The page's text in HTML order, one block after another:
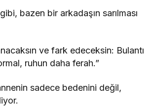
bazen bir arkadaşın sarılması
ve fark edeceksin: Bulantı
ruhun daha ferah.”
sadece bedenini değil,